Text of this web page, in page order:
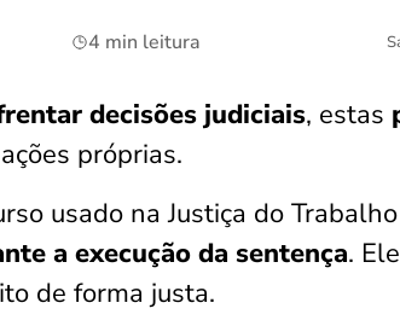
4 min leitura
decisões judiciais, estas
próprias.
usado na Justiça do
a execução da sentença.
de forma justa.